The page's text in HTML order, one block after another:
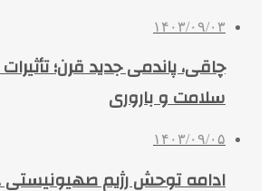
۱۴۰۳/۰۹/۰۳
چاقی، پاندمی جدید قرن؛
سلامت و باروری
۱۴۰۳/۰۹/۰۵